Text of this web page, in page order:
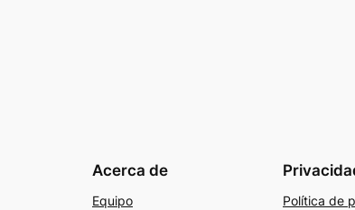
Acerca de
Equipo
Política de